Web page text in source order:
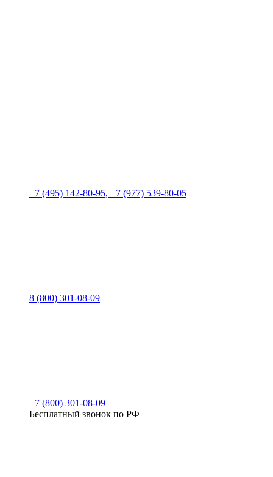
+7 (495) 142-80-95, +7 (977) 539-80-05
8 (800) 301-08-09
+7 (800) 301-08-09
Бесплатный звонок по РФ